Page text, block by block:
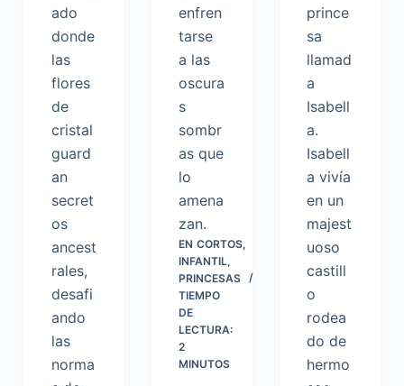
ado
donde
las
flores
de
cristal
guard
an
secret
os
ancest
rales,
desafi
ando
las
norma
enfren
tarse
a las
oscura
s
sombr
as que
lo
amena
zan.
EN CORTOS,
INFANTIL,
PRINCESAS
TIEMPO
DE
LECTURA:
2
MINUTOS
prince
sa
llamad
a
Isabell
a.
Isabell
a vivía
en un
majest
uoso
castill
o
rodea
do de
hermo